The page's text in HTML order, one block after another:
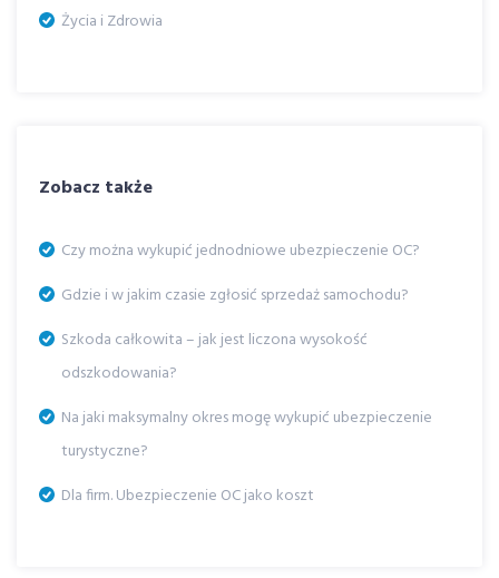
Życia i Zdrowia
Zobacz także
Czy można wykupić jednodniowe ubezpieczenie OC?
Gdzie i w jakim czasie zgłosić sprzedaż samochodu?
Szkoda całkowita – jak jest liczona wysokość
odszkodowania?
Na jaki maksymalny okres mogę wykupić ubezpieczenie
turystyczne?
Dla firm. Ubezpieczenie OC jako koszt